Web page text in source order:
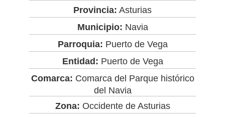
Provincia: Asturias
Municipio: Navia
Parroquia: Puerto de Vega
Entidad: Puerto de Vega
Comarca: Comarca del Parque histórico
del Navia
Zona: Occidente de Asturias